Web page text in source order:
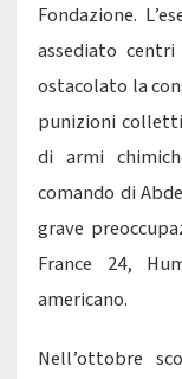
Fondazione.
assediato
ostacolato la
punizioni
di armi
comando di
grave
France 24,
americano.
Nell’ottobre